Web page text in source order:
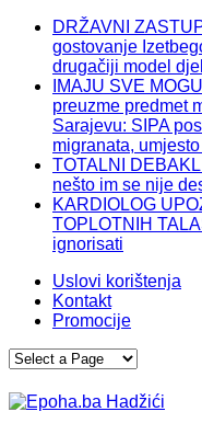
DRŽAVNI
gostovanje
drugačiji model
IMAJU SVE
preuzme predmet
Sarajevu: SIPA
migranata,
TOTALNI
nešto im se nije
KARDIOLOG
TOPLOTNIH
ignorisati
Uslovi korištenja
Kontakt
Promocije